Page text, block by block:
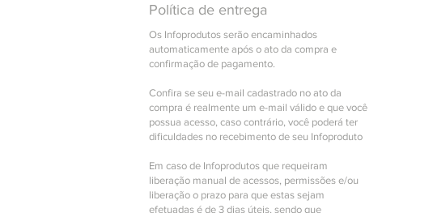
Política de entrega
Os Infoprodutos serão encaminhados
automaticamente após o ato da compra e
confirmação de pagamento.
Confira se seu e-mail cadastrado no ato da
compra é realmente um e-mail válido e que você
possua acesso, caso contrário, você poderá ter
dificuldades no recebimento de seu Infoproduto
Em caso de Infoprodutos que requeiram
liberação manual de acessos, permissões e/ou
liberação o prazo para que estas sejam
efetuadas é de 3 dias úteis, sendo que